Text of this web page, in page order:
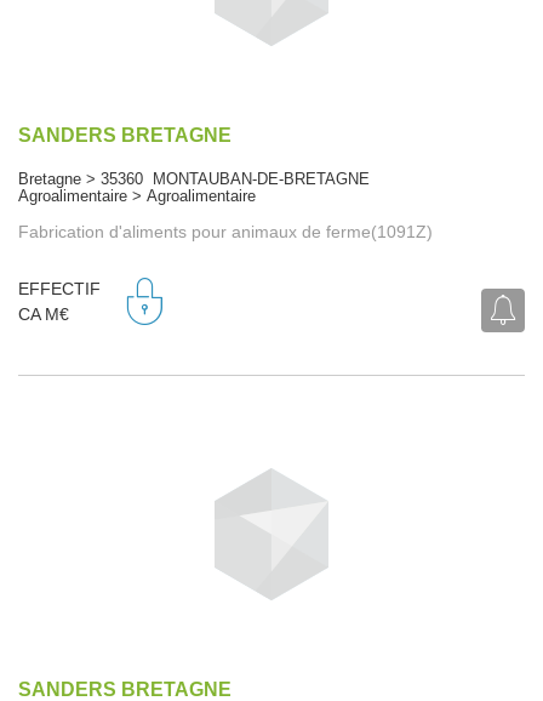
SANDERS BRETAGNE
Bretagne > 35360 MONTAUBAN-DE-BRETAGNE
Agroalimentaire > Agroalimentaire
Fabrication d'aliments pour animaux de ferme(1091Z)
EFFECTIF
CA M€
SANDERS BRETAGNE